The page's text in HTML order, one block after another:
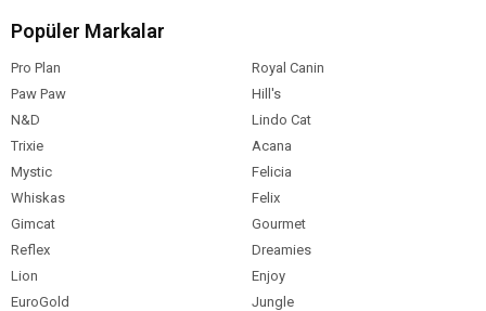
Popüler Markalar
Pro Plan
Royal Canin
Paw Paw
Hill's
N&D
Lindo Cat
Trixie
Acana
Mystic
Felicia
Whiskas
Felix
Gimcat
Gourmet
Reflex
Dreamies
Lion
Enjoy
EuroGold
Jungle